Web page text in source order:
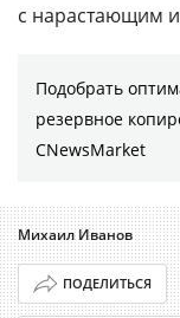
с нарастающим
Подобрать
резервное
CNewsMarket
Михаил Иванов
ПОДЕЛИТЬСЯ